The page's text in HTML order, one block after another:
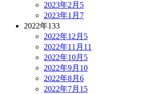
2023年2月 5
2023年1月 7
2022年133
2022年12月 5
2022年11月 11
2022年10月 5
2022年9月 10
2022年8月 6
2022年7月 15